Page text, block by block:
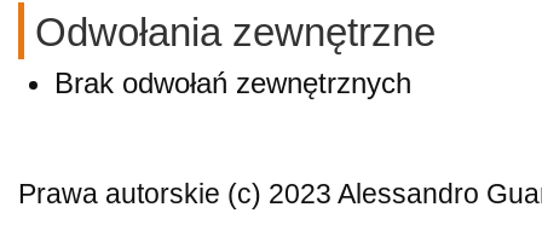
Odwołania zewnętrzne
Brak odwołań zewnętrznych
Prawa autorskie (c) 2023 Alessandro